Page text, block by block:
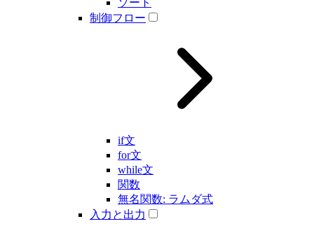
ソート
制御フロー
if文
for文
while文
関数
無名関数: ラムダ式
入力と出力